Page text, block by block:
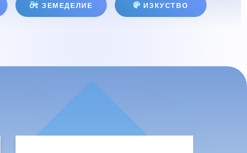
ЗЕМЕДЕЛИЕ ИЗКУСТВО